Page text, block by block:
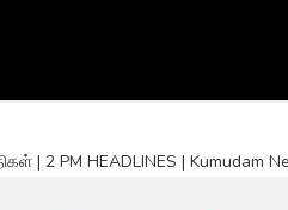
| 2 PM HEADLINES | Kumudam